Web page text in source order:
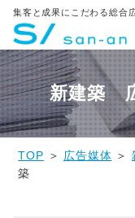
集客と成果にこだわる総合
新建築
TOP ＞ 広告媒体 ＞
築